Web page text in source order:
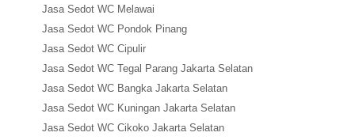
Jasa Sedot WC Melawai
Jasa Sedot WC Pondok Pinang
Jasa Sedot WC Cipulir
Jasa Sedot WC Tegal Parang Jakarta Selatan
Jasa Sedot WC Bangka Jakarta Selatan
Jasa Sedot WC Kuningan Jakarta Selatan
Jasa Sedot WC Cikoko Jakarta Selatan